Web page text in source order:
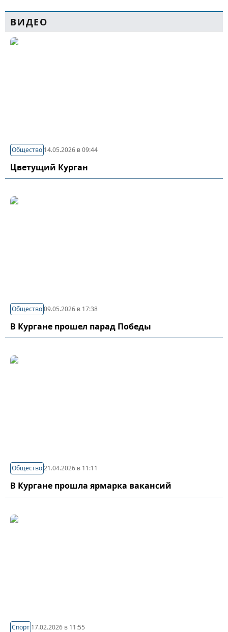
ВИДЕО
Общество 14.05.2026 в 09:44
Цветущий Курган
Общество09.05.2026 в 17:38
В Кургане прошел парад Победы
Общество21.04.2026 в 11:11
В Кургане прошла ярмарка вакансий
Спорт 17.02.2026 в 11:55